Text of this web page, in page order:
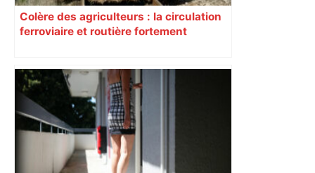
Colère des agriculteurs : la circulation
ferroviaire et routière fortement